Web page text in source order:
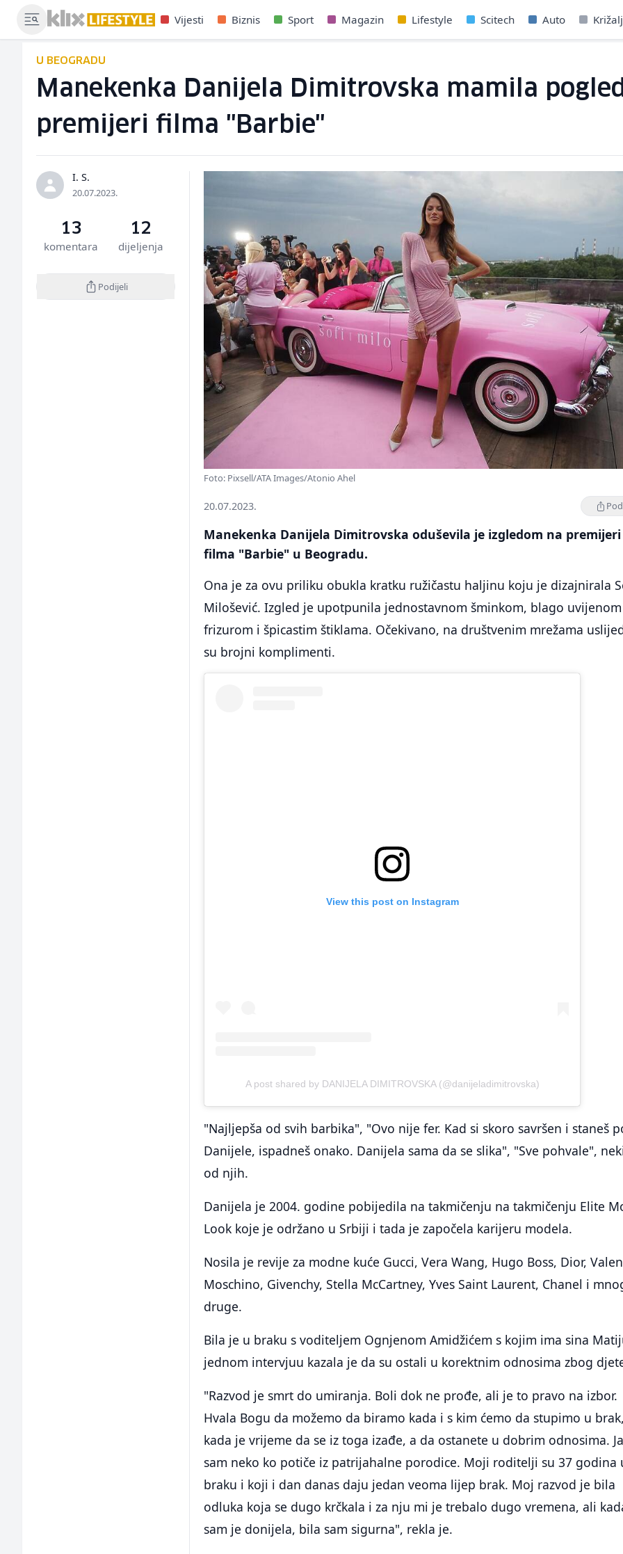
Vijesti Biznis Sport Magazin Lifestyle Scitech Auto
U BEOGRADU
Manekenka Danijela Dimitrovska mamila
premijeri filma "Barbie"
I. S.
20.07.2023.
13
komentara
12
dijeljenja
Podijeli
Foto: Pixsell/ATA Images/Atonio Ahel
20.07.2023.
Manekenka Danijela Dimitrovska oduševila je izgledom na premijeri
filma "Barbie" u Beogradu.
Ona je za ovu priliku obukla kratku ružičastu haljinu koju je dizajnirala
Milošević. Izgled je upotpunila jednostavnom šminkom, blago uvijenom
frizurom i špicastim štiklama. Očekivano, na društvenim mrežama
su brojni komplimenti.
View this post on Instagram
A post shared by DANIJELA DIMITROVSKA (@danijeladimitrovska)
"Najljepša od svih barbika", "Ovo nije fer. Kad si skoro savršen i staneš
Danijele, ispadneš onako. Danijela sama da se slika", "Sve pohvale",
od njih.
Danijela je 2004. godine pobijedila na takmičenju na takmičenju Elite
Look koje je održano u Srbiji i tada je započela karijeru modela.
Nosila je revije za modne kuće Gucci, Vera Wang, Hugo Boss, Dior,
Moschino, Givenchy, Stella McCartney, Yves Saint Laurent, Chanel i
druge.
Bila je u braku s voditeljem Ognjenom Amidžićem s kojim ima sina
jednom intervjuu kazala je da su ostali u korektnim odnosima zbog
"Razvod je smrt do umiranja. Boli dok ne prođe, ali je to pravo na izbor.
Hvala Bogu da možemo da biramo kada i s kim ćemo da stupimo u
kada je vrijeme da se iz toga izađe, a da ostanete u dobrim odnosima.
sam neko ko potiče iz patrijahalne porodice. Moji roditelji su 37 godina
braku i koji i dan danas daju jedan veoma lijep brak. Moj razvod je bila
odluka koja se dugo krčkala i za nju mi je trebalo dugo vremena, ali
sam je donijela, bila sam sigurna", rekla je.